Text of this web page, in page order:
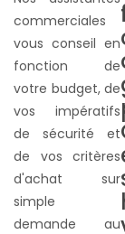
commerciales
vous conseil en
fonction de
votre budget, de
vos impératifs
de sécurité et
de vos critères
d'achat sur
simple
demande au